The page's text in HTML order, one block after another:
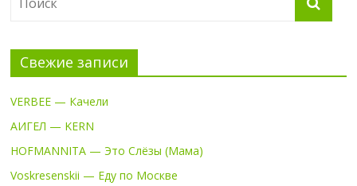
Свежие записи
VERBEE — Качели
АИГЕЛ — KERN
HOFMANNITA — Это Слёзы (Мама)
Voskresenskii — Еду по Москве